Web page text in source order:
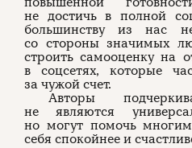
не достичь в полной
большинству из нас
со стороны значимых
строить самооценку на
в соцсетях, которые
за чужой счет.
Авторы
не являются
но могут помочь
себя спокойнее и